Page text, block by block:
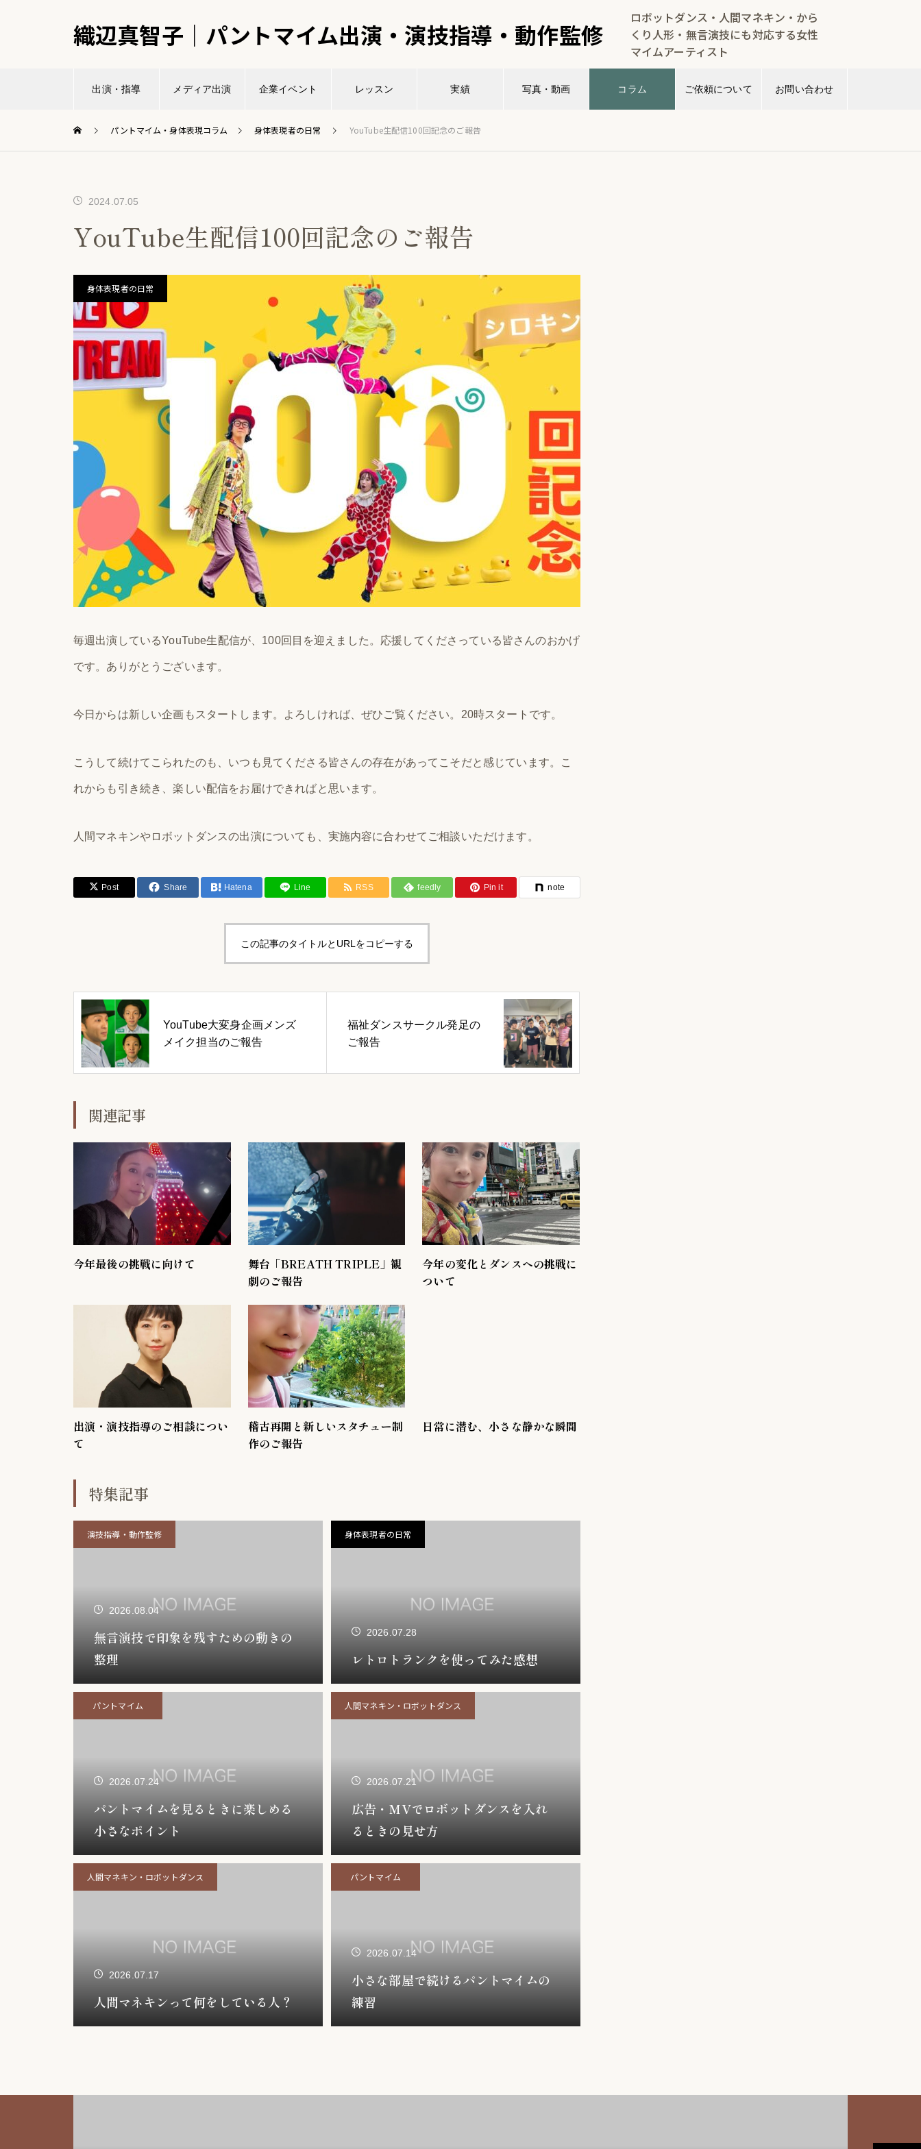
織辺真智子｜パントマイム出演・演技指導・動作監修
ロボットダンス・人間マネキン・から
くり人形・無言演技にも対応する女性
マイムアーティスト
出演・指導 メディア出演 企業イベント レッスン 実績 写真・動画 コラム ご依頼について お問い合わせ
パントマイム・身体表現コラム 身体表現者の日常 YouTube生配信100回記念のご報告
2024.07.05
YouTube生配信100回記念のご報告
身体表現者の日常
毎週出演しているYouTube生配信が、100回目を迎えました。応援してくださっている皆さんのおかげ
です。ありがとうございます。
今日からは新しい企画もスタートします。よろしければ、ぜひご覧ください。20時スタートです。
こうして続けてこられたのも、いつも見てくださる皆さんの存在があってこそだと感じています。こ
れからも引き続き、楽しい配信をお届けできればと思います。
人間マネキンやロボットダンスの出演についても、実施内容に合わせてご相談いただけます。
Post Share Hatena Line RSS feedly Pin it note
この記事のタイトルとURLをコピーする
YouTube大変身企画メンズ
メイク担当のご報告
福祉ダンスサークル発足の
ご報告
関連記事
今年最後の挑戦に向けて
舞台「BREATH TRIPLE」観
劇のご報告
今年の変化とダンスへの挑戦に
ついて
出演・演技指導のご相談につい
て
稽古再開と新しいスタチュー制
作のご報告
日常に潜む、小さな静かな瞬間
特集記事
演技指導・動作監修
2026.08.04
無言演技で印象を残すための動きの
整理
身体表現者の日常
2026.07.28
レトロトランクを使ってみた感想
パントマイム
2026.07.24
パントマイムを見るときに楽しめる
小さなポイント
人間マネキン・ロボットダンス
2026.07.21
広告・MVでロボットダンスを入れ
るときの見せ方
人間マネキン・ロボットダンス
2026.07.17
人間マネキンって何をしている人？
パントマイム
2026.07.14
小さな部屋で続けるパントマイムの
練習